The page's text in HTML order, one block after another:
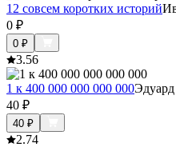
12 совсем коротких историй
0 ₽
0 ₽
3.56
1 к 400 000 000 000 000
40 ₽
40 ₽
2.74